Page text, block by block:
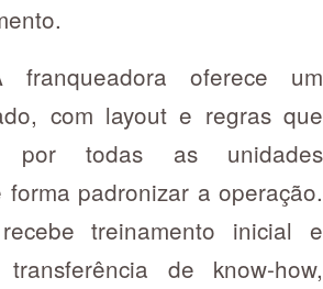
franqueadora oferece um
com layout e regras que
por todas as unidades
padronizar a operação.
treinamento inicial e
de know-how,